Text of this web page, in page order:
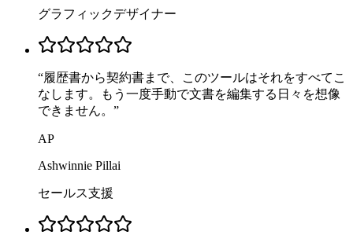
グラフィックデザイナー
“履歴書から契約書まで、このツールはそれをすべてこ
なします。もう一度手動で文書を編集する日々を想像
できません。 ”
AP
Ashwinnie Pillai
セールス支援